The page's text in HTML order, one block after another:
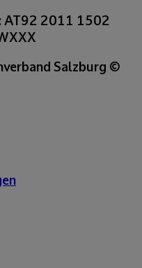
AT92 2011 1502
Salzburg ©